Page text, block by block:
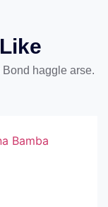
haggle arse.